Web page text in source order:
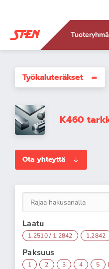
Työkaluteräkset
K460
Ota yhteyttä
Laatu
1.2510 / 1.2842 1.2842
Paksuus
1 2 3 4 5